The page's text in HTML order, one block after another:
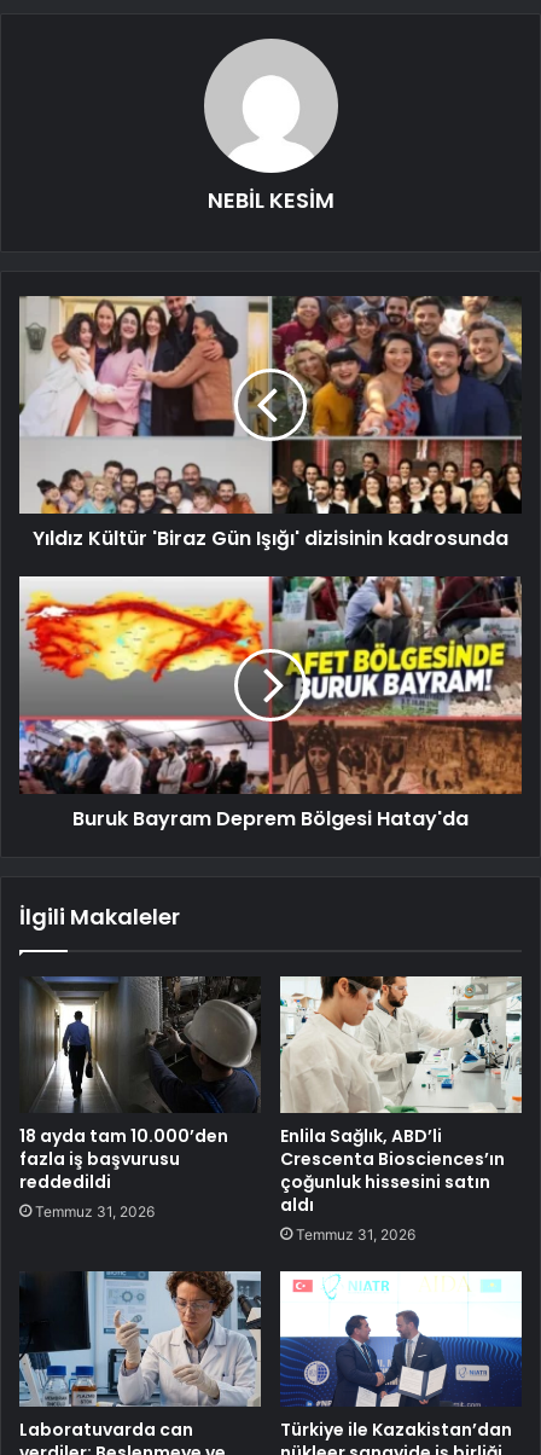
NEBİL KESİM
Yıldız Kültür 'Biraz Gün Işığı' dizisinin kadrosunda
Buruk Bayram Deprem Bölgesi Hatay'da
İlgili Makaleler
18 ayda tam 10.000’den
fazla iş başvurusu
reddedildi
Temmuz 31, 2026
Enlila Sağlık, ABD’li
Crescenta Biosciences’ın
çoğunluk hissesini satın
aldı
Temmuz 31, 2026
Laboratuvarda can
Türkiye ile Kazakistan’dan